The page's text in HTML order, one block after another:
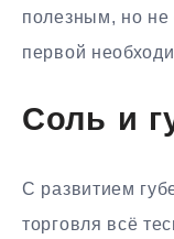
полезным, но не
первой
Соль и
С развитием
торговля всё